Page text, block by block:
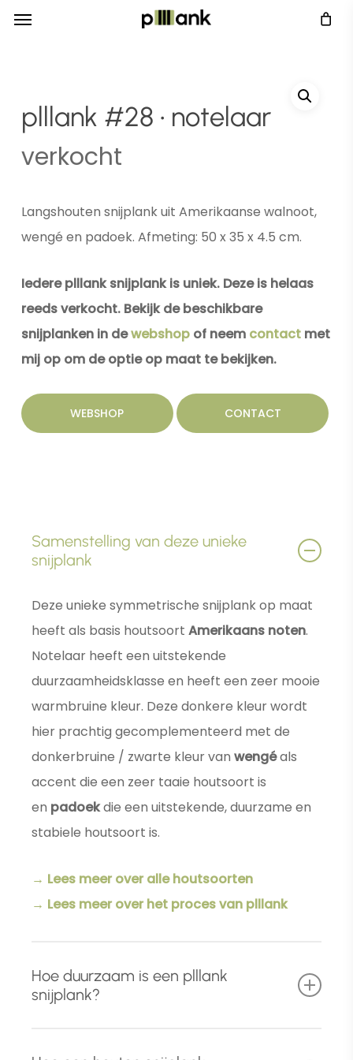
SkipMenu
plllank #28 • notelaar
verkocht
Langshouten snijplank uit Amerikaanse walnoot,
wengé en padoek. Afmeting: 50 x 35 x 4.5 cm.
Iedere plllank snijplank is uniek. Deze is helaas
reeds verkocht. Bekijk de beschikbare
snijplanken in dewebshopof neem contactmet
mij op om de optie op maat te bekijken.
WEBSHOP CONTACT
Samenstelling van deze unieke
snijplank
Deze unieke symmetrische snijplank op maat
heeft als basis houtsoortAmerikaans noten.
Notelaar heeft een uitstekende
duurzaamheidsklasse en heeft een zeer mooie
warmbruine kleur. Deze donkere kleur wordt
hier prachtig gecomplementeerd met de
donkerbruine / zwarte kleur vanwengéals
accent die een zeer taaie houtsoort is
en padoekdie een uitstekende, duurzame en
stabiele houtsoort is.
→ Lees meer over alle houtsoorten
→ Lees meer over het proces van plllank
Hoe duurzaam is een plllank
snijplank?
Menu